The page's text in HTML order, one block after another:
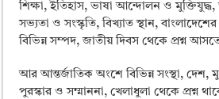
শিক্ষা, ইতিহাস, ভাষা আন্দোলন ও
সভ্যতা ও সংস্কৃতি, বিখ্যাত স্থান, বাংলাদেশের
বিভিন্ন সম্পদ, জাতীয় দিবস থেকে প্রশ্ন
আর আন্তর্জাতিক অংশে বিভিন্ন সংস্থা, দেশ,
পুরস্কার ও সম্মাননা, খেলাধুলা থেকে প্রশ্ন